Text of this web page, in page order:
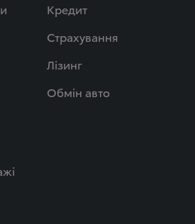
Кредит
Страхування
Лізинг
Обмін авто